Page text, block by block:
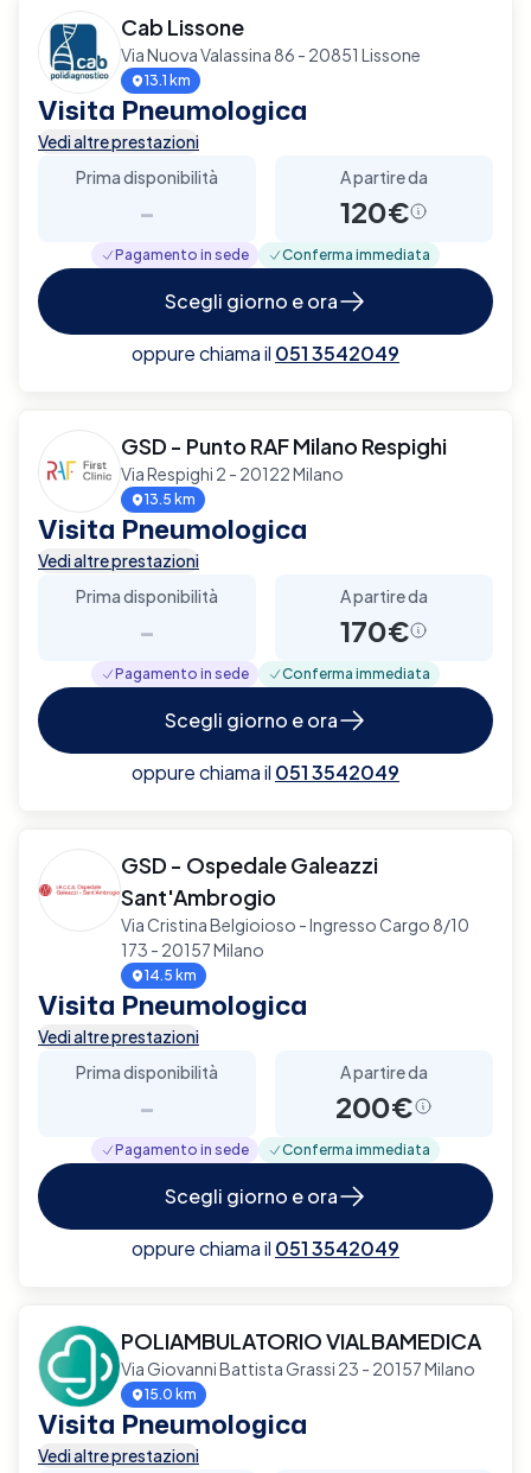
Cab Lissone
Via Nuova Valassina 86 - 20851 Lissone
13.1 km
Visita Pneumologica
Vedi altre prestazioni
Prima disponibilità
-
A partire da
120€
Pagamento in sede Conferma immediata
Scegli giorno e ora
oppure chiama il 051 3542049
GSD - Punto RAF Milano Respighi
Via Respighi 2 - 20122 Milano
13.5 km
Visita Pneumologica
Vedi altre prestazioni
Prima disponibilità
-
A partire da
170€
Pagamento in sede Conferma immediata
Scegli giorno e ora
oppure chiama il 051 3542049
GSD - Ospedale Galeazzi
Sant'Ambrogio
Via Cristina Belgioioso - Ingresso Cargo 8/10
173 - 20157 Milano
14.5 km
Visita Pneumologica
Vedi altre prestazioni
Prima disponibilità
-
A partire da
200€
Pagamento in sede Conferma immediata
Scegli giorno e ora
oppure chiama il 051 3542049
POLIAMBULATORIO VIALBAMEDICA
Via Giovanni Battista Grassi 23 - 20157 Milano
15.0 km
Visita Pneumologica
Vedi altre prestazioni